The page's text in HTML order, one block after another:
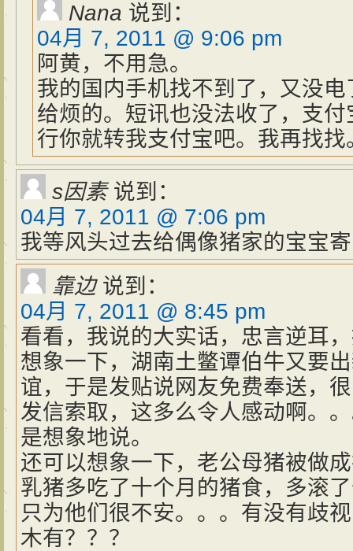
Nana 说到：
04月 7, 2011 @ 9:06 pm
阿黄，不用急。
我的国内手机找不到了，又没
给烦的。短讯也没法收了，支
行你就转我支付宝吧。我再找找
s因素 说到：
04月 7, 2011 @ 7:06 pm
我等风头过去给偶像猪家的宝宝
靠边 说到：
04月 7, 2011 @ 8:45 pm
看看，我说的大实话，忠言逆耳
想象一下，湖南土鳖谭伯牛又要
谊，于是发贴说网友免费奉送，
发信索取，这多么令人感动啊。
是想象地说。
还可以想象一下，老公母猪被做
乳猪多吃了十个月的猪食，多滚
只为他们很不安。。。有没有歧
木有？？？